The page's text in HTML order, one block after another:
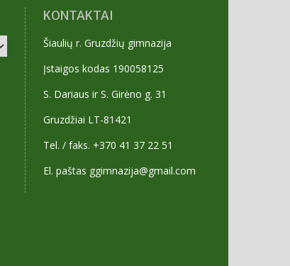
KONTAKTAI
Šiaulių r. Gruzdžių gimnazija
Įstaigos kodas 190058125
S. Dariaus ir S. Girėno g. 31
Gruzdžiai LT-81421
Tel. / faks. +370 41 37 22 51
El. paštas ggimnazija@gmail.com